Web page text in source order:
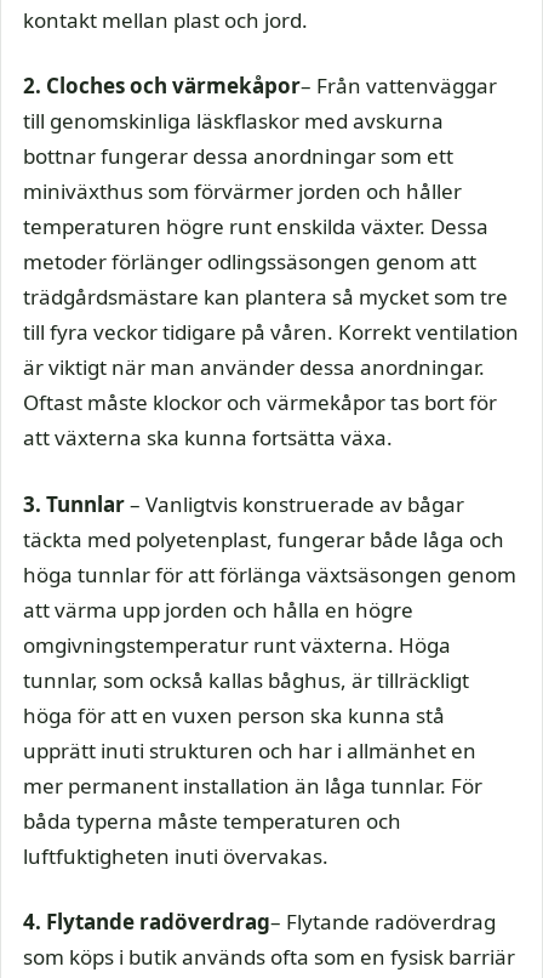
kontakt mellan plast och jord.
2. Cloches och värmekåpor– Från vattenväggar
till genomskinliga läskflaskor med avskurna
bottnar fungerar dessa anordningar som ett
miniväxthus som förvärmer jorden och håller
temperaturen högre runt enskilda växter. Dessa
metoder förlänger odlingssäsongen genom att
trädgårdsmästare kan plantera så mycket som tre
till fyra veckor tidigare på våren. Korrekt ventilation
är viktigt när man använder dessa anordningar.
Oftast måste klockor och värmekåpor tas bort för
att växterna ska kunna fortsätta växa.
3. Tunnlar– Vanligtvis konstruerade av bågar
täckta med polyetenplast, fungerar både låga och
höga tunnlar för att förlänga växtsäsongen genom
att värma upp jorden och hålla en högre
omgivningstemperatur runt växterna. Höga
tunnlar, som också kallas båghus, är tillräckligt
höga för att en vuxen person ska kunna stå
upprätt inuti strukturen och har i allmänhet en
mer permanent installation än låga tunnlar. För
båda typerna måste temperaturen och
luftfuktigheten inuti övervakas.
4. Flytande radöverdrag– Flytande radöverdrag
som köps i butik används ofta som en fysisk barriär